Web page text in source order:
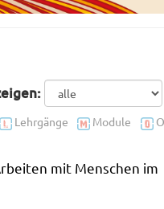
Lehrgänge Module
mit Menschen im